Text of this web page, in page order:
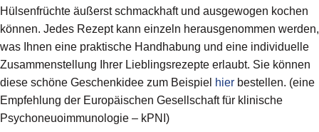
Hülsenfrüchte äußerst schmackhaft und ausgewogen kochen
können. Jedes Rezept kann einzeln herausgenommen werden,
was Ihnen eine praktische Handhabung und eine individuelle
Zusammenstellung Ihrer Lieblingsrezepte erlaubt. Sie können
diese schöne Geschenkidee zum Beispiel hier bestellen. (eine
Empfehlung der Europäischen Gesellschaft für klinische
Psychoneuoimmunologie – kPNI)